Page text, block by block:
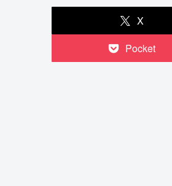
X
Pocket